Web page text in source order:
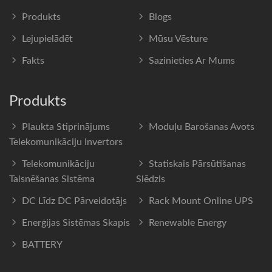
Produkts Blogs
Lejupielādēt Mūsu Vēsture
Fakts Sazinieties Ar Mums
Produkts
Plaukta Stiprinājums
Telekomunikāciju Invertors
Moduļu Barošanas Avots
Telekomunikāciju
Taisnēšanas Sistēma
Statiskais Pārsūtīšanas
Slēdzis
DC Līdz DC Pārveidotājs Rack Mount Online UPS
Enerģijas Sistēmas Skapis Renewable Energy
BATTERY